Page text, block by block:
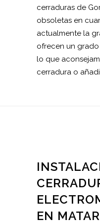
cerraduras de
obsoletas en
actualmente la
ofrecen un
lo que
cerradura o
EN